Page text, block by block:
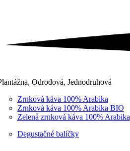
Odrodová, Jednodruhová
Zrnková káva 100% Arabika
Zrnková káva 100% Arabika BIO
Zelená zrnková káva 100% Arabika
Degustačné balíčky